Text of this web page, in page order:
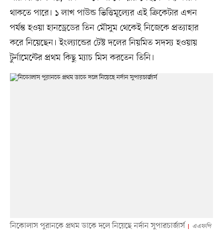
থাকতে পারে। ১ লাখ পাউন্ড ভিত্তিমূল্যের এই ক্রিকেটার এখন
পর্যন্ত হওয়া হানড্রেডের তিন মৌসুম থেকেই নিজেকে প্রত্যাহার
করে নিয়েছেন। ইংল্যান্ডের টেস্ট দলের নিয়মিত সদস্য হওয়ায়
টুর্নামেন্টের প্রথম কিছু ম্যাচ মিস করতেন তিনি।
নিকোলাস পুরানকে প্রথম ডাকে দলে নিয়েছে নর্দান সুপারচার্জার্স এএফপি